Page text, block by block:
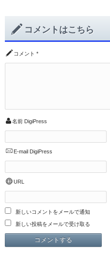
コメントはこちら
コメント *
名前 DigiPress
E-mail DigiPress
URL
新しいコメントをメールで通知
新しい投稿をメールで受け取る